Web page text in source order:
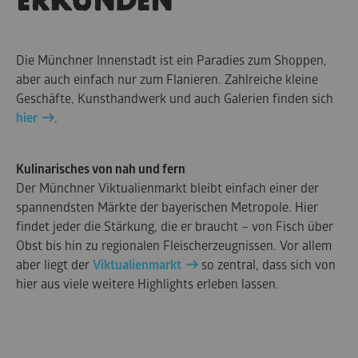
Die Münchner Innenstadt ist ein Paradies zum Shoppen,
aber auch einfach nur zum Flanieren. Zahlreiche kleine
Geschäfte, Kunsthandwerk und auch Galerien finden sich
hier .
Kulinarisches von nah und fern
Der Münchner Viktualienmarkt bleibt einfach einer der
spannendsten Märkte der bayerischen Metropole. Hier
findet jeder die Stärkung, die er braucht – von Fisch über
Obst bis hin zu regionalen Fleischerzeugnissen. Vor allem
aber liegt derViktualienmarkt
so zentral, dass sich von
hier aus viele weitere Highlights erleben lassen.